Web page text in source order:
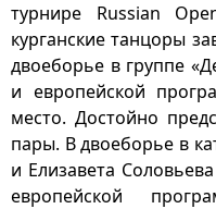
турнире Russian
курганские танцоры
двоеборье в группе
и европейской
место. Достойно
пары. В двоеборье в
и Елизавета
европейской